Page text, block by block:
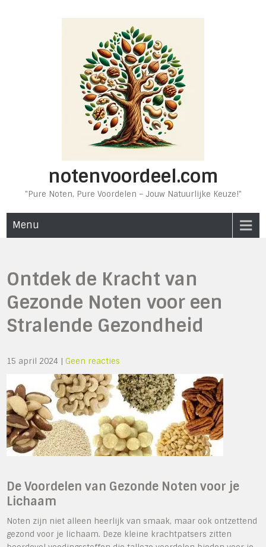
notenvoordeel.com
"Pure Noten, Pure Voordelen – Jouw Natuurlijke Keuze!"
Menu
Ontdek de Kracht van
Gezonde Noten voor een
Stralende Gezondheid
15 april 2024 |Geen reacties
De Voordelen van Gezonde Noten voor je
Lichaam
Noten zijn niet alleen heerlijk van smaak, maar ook ontzettend
gezond voor je lichaam. Deze kleine krachtpatsers zitten